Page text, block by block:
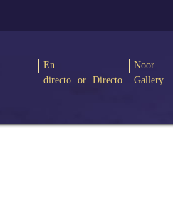
En
directo or Directo
Noor
Gallery